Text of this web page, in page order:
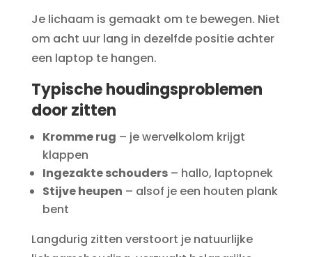
Je lichaam is gemaakt om te bewegen. Niet
om acht uur lang in dezelfde positie achter
een laptop te hangen.
Typische houdingsproblemen
door zitten
Kromme rug – je wervelkolom krijgt
klappen
Ingezakte schouders– hallo, laptopnek
Stijve heupen – alsof je een houten plank
bent
Langdurig zitten verstoort je natuurlijke